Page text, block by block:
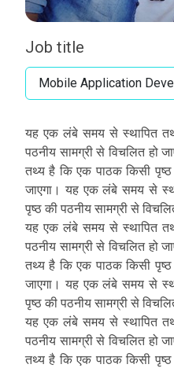
Job title
Mobile Application
यह एक लंबे समय से स्थापित
पठनीय सामग्री से विचलित हो
तथ्य है कि एक पाठक किसी पृष्ठ
जाएगा। यह एक लंबे समय से
पृष्ठ की पठनीय सामग्री से
यह एक लंबे समय से स्थापित
पठनीय सामग्री से विचलित हो
तथ्य है कि एक पाठक किसी पृष्ठ
जाएगा। यह एक लंबे समय से
पृष्ठ की पठनीय सामग्री से
यह एक लंबे समय से स्थापित
पठनीय सामग्री से विचलित हो
तथ्य है कि एक पाठक किसी पृष्ठ